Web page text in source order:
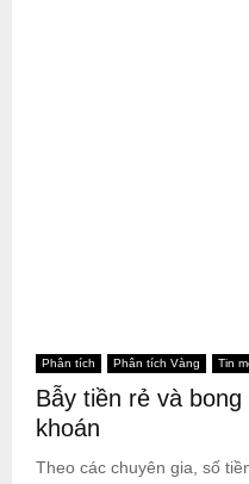
Phân tích Phân tích Vàng Tin
Bẫy tiền rẻ và
khoán
Theo các chuyên gia, số